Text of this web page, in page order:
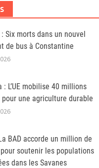
Six morts dans un nouvel
de bus à Constantine
: L’UE mobilise 40 millions
pour une agriculture durable
BAD accorde un million de
soutenir les populations
dans les Savanes